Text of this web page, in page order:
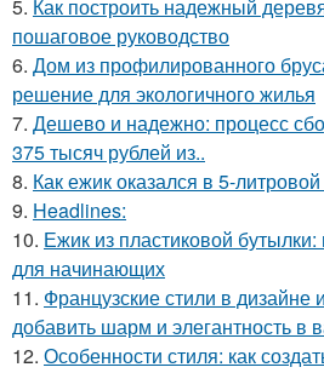
5. Как построить надежный
пошаговое руководство
6. Дом из профилированного
решение для экологичного жилья
7. Дешево и надежно: процесс
375 тысяч рублей из..
8. Как ежик оказался в 5-
9. Headlines:
10. Ежик из пластиковой
для начинающих
11. Французские стили в дизайне
добавить шарм и элегантность в
12. Особенности стиля: как